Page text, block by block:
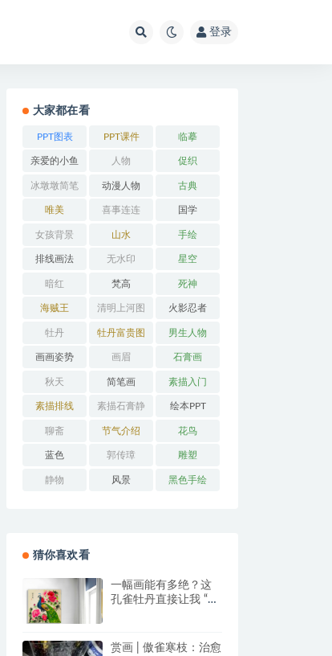
登录
大家都在看
PPT图表 PPT课件 临摹
亲爱的小鱼 人物 促织
冰墩墩简笔
画
动漫人物 古典
唯美 喜事连连 国学
女孩背景 山水 手绘
排线画法 无水印 星空
暗红 梵高 死神
海贼王 清明上河图 火影忍者
牡丹 牡丹富贵图 男生人物
画画姿势 画眉 石膏画
秋天 简笔画 素描入门
素描排线 素描石膏静
物
绘本PPT
聊斋 节气介绍 花鸟
蓝色 郭传璋 雕塑
静物 风景 黑色手绘
猜你喜欢看
一幅画能有多绝？这
孔雀牡丹直接让我 “哇
赏画 | 傲雀寒枝：治愈